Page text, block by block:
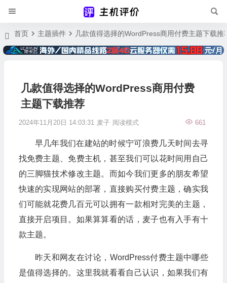
首页 主题插件 几款值得选择的WordPress商用付费主题下载推
几款值得选择的WordPress商用付费
主题下载推荐
2024年11月20日 14:03:31 麦子 661
阅读模式
早几年我们在建站的时候宁可浪费几天时间去寻
找免费主题、免费主机，甚至我们可以花时间用自己
的三脚猫技术修改主题。而如今我们更多的朋友希望
快速的实现网站的部署，直接购买付费主题，确实我
们可能就花费几百元可以拥有一款相对完美的主题，
直接开启项目。如果算算看的话，麦子也有入手有十
款主题。
昨天和网友在讨论，WordPress付费主题中哪些
是值得选择的。这里我就看看自己认识，如果我们有